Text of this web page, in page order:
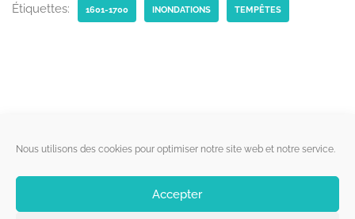
Nous utilisons des cookies pour optimiser notre site web et notre service.
Accepter
Étiquettes: 1601-1700 INONDATIONS TEMPÊTES
Liens utiles
Qui sommes-nous ?
Politique de cookies